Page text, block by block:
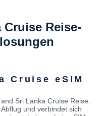
Reise-
Cruise eSIM
Sri Lanka Cruise Reise.
und verbindet sich